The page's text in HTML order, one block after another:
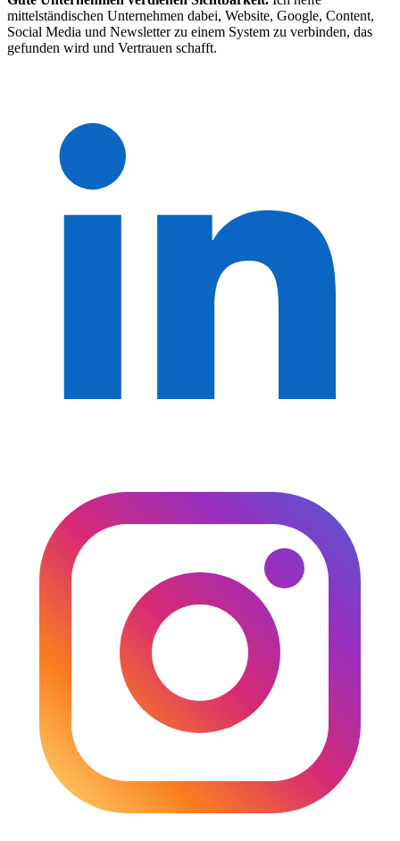
mittelständischen Unternehmen dabei, Website, Google, Content,
Social Media und Newsletter zu einem System zu verbinden, das
gefunden wird und Vertrauen schafft.